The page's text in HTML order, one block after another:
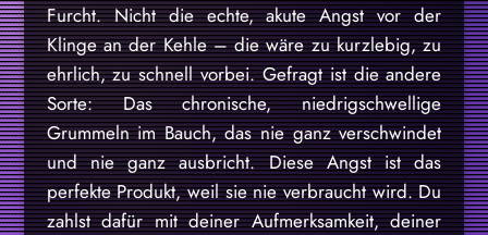
Furcht. Nicht die echte, akute Angst vor der
Klinge an der Kehle – die wäre zu kurzlebig, zu
ehrlich, zu schnell vorbei. Gefragt ist die andere
Sorte: Das chronische, niedrigschwellige
Grummeln im Bauch, das nie ganz verschwindet
und nie ganz ausbricht. Diese Angst ist das
perfekte Produkt, weil sie nie verbraucht wird. Du
zahlst dafür mit deiner Aufmerksamkeit, deiner